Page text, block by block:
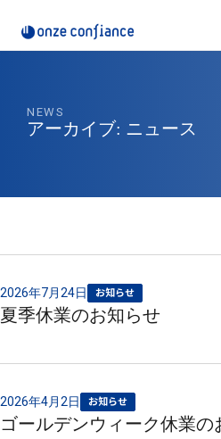
content
NEWS
アーカイブ: ニュース
2026年7月24日 お知らせ
夏季休業のお知らせ
2026年4月2日 お知らせ
ゴールデンウィーク休業の